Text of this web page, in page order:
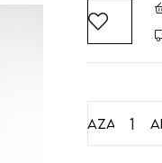
Azalt